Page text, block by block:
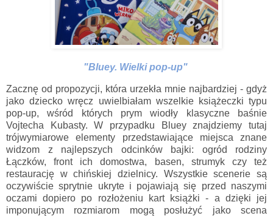
"Bluey. Wielki pop-up"
Zacznę od propozycji, która urzekła mnie najbardziej - gdyż
jako dziecko wręcz uwielbiałam wszelkie książeczki typu
pop-up, wśród których prym wiodły klasyczne baśnie
Vojtecha Kubasty. W przypadku Bluey znajdziemy tutaj
trójwymiarowe elementy przedstawiające miejsca znane
widzom z najlepszych odcinków bajki: ogród rodziny
Łączków, front ich domostwa, basen, strumyk czy też
restaurację w chińskiej dzielnicy. Wszystkie scenerie są
oczywiście sprytnie ukryte i pojawiają się przed naszymi
oczami dopiero po rozłożeniu kart książki - a dzięki jej
imponującym rozmiarom mogą posłużyć jako scena